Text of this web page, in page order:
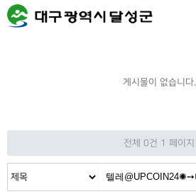
게시물이 없습니다.
전체 0건 1 페이지